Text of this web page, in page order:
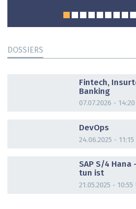
DOSSIERS
Fintech,
Banking
07.07.2026 -
DevOps
24.06.2025 -
SAP S/4 Hana
tun ist
21.05.2025 -